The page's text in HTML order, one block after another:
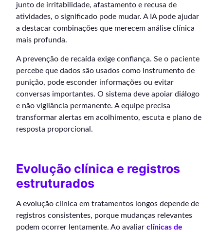
junto de irritabilidade, afastamento e recusa de
atividades, o significado pode mudar. A IA pode ajudar
a destacar combinações que merecem análise clínica
mais profunda.
A prevenção de recaída exige confiança. Se o paciente
percebe que dados são usados como instrumento de
punição, pode esconder informações ou evitar
conversas importantes. O sistema deve apoiar diálogo
e não vigilância permanente. A equipe precisa
transformar alertas em acolhimento, escuta e plano de
resposta proporcional.
Evolução clínica e registros
estruturados
A evolução clínica em tratamentos longos depende de
registros consistentes, porque mudanças relevantes
podem ocorrer lentamente. Ao avaliar clínicas de